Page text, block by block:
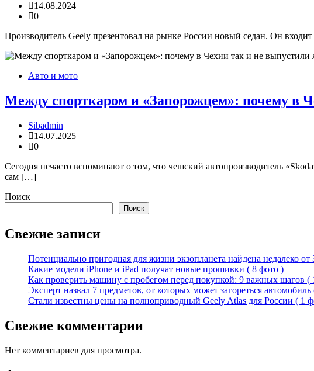
14.08.2024
0
Производитель Geely презентовал на рынке России новый седан. Он
Авто и мото
Между спорткаром и «Запорожцем»: почему в
Sibadmin
14.07.2025
0
Сегодня нечасто вспоминают о том, что чешский автопроизводитель
сам […]
Поиск
Поиск
Свежие записи
Потенциально пригодная для жизни экзопланета найдена недалеко
Какие модели iPhone и iPad получат новые прошивки ( 8 фото )
Как проверить машину с пробегом перед покупкой: 9 важных шагов (
Эксперт назвал 7 предметов, от которых может загореться
Стали известны цены на полноприводный Geely Atlas для России ( 1
Свежие комментарии
Нет комментариев для просмотра.